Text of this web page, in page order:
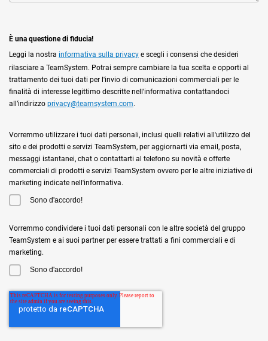
È una questione di fiducia!
Leggi la nostra informativa sulla privacy e scegli i consensi che desideri
rilasciare a TeamSystem. Potrai sempre cambiare la tua scelta e opporti al
trattamento dei tuoi dati per l'invio di comunicazioni commerciali per le
finalità di interesse legittimo descritte nell’informativa contattandoci
all’indirizzo privacy@teamsystem.com.
Vorremmo utilizzare i tuoi dati personali, inclusi quelli relativi all'utilizzo del
sito e dei prodotti e servizi TeamSystem, per aggiornarti via email, posta,
messaggi istantanei, chat o contattarti al telefono su novità e offerte
commerciali di prodotti e servizi TeamSystem ovvero per le altre iniziative di
marketing indicate nell'informativa.
Sono d'accordo!
Vorremmo condividere i tuoi dati personali con le altre società del gruppo
TeamSystem e ai suoi partner per essere trattati a fini commerciali e di
marketing.
Sono d'accordo!